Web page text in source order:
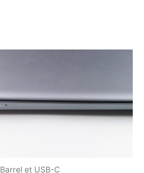
Barrel et USB-C